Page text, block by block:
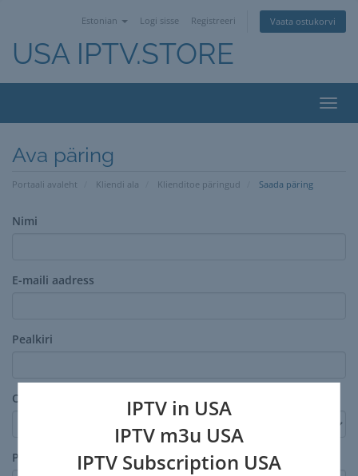
IPTV in USA
IPTV m3u USA
IPTV Subscription USA
Estonian Logi sisse Registreeri Vaata ostukorvi
USA IPTV.STORE
Ava päring
Portaali avaleht Kliendi ala Klienditoe päringud Saada päring
Nimi
E-maili aadress
Pealkiri
Osakond
Prioriteet